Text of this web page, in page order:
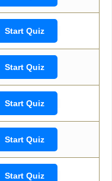
Start Quiz
Start Quiz
Start Quiz
Start Quiz
Start Quiz